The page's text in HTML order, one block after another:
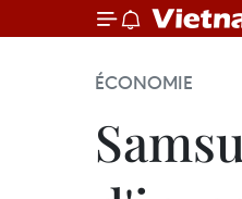
ÉCONOMIE